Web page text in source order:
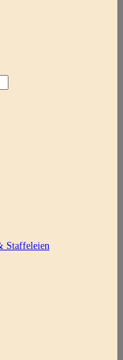
Staffeleien